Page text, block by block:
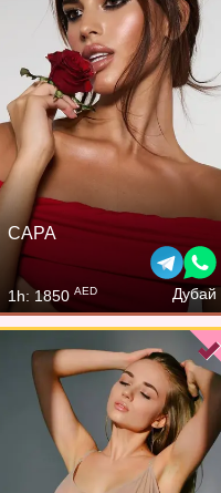
САРА
1h: 1850 AED Дубай